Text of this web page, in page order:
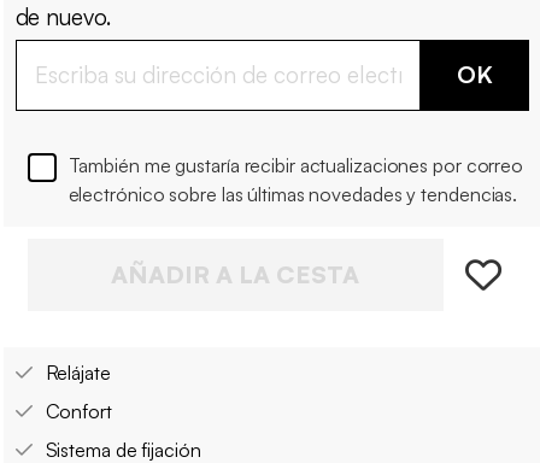
de nuevo.
OK
También me gustaría recibir actualizaciones por correo
electrónico sobre las últimas novedades y tendencias.
AÑADIR A LA CESTA
Relájate
Confort
Sistema de fijación